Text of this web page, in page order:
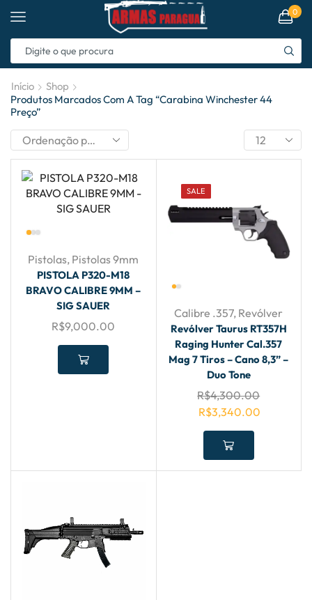
0
Início
Shop
Produtos Marcados Com A Tag “carabina Winchester 44
Preço”
Pistolas, Pistolas 9mm
PISTOLA P320-M18
BRAVO CALIBRE 9MM –
SIG SAUER
R$9,000.00
SALE
Calibre .357, Revólver
Revólver Taurus RT357H
Raging Hunter Cal.357
Mag 7 Tiros – Cano 8,3” –
Duo Tone
R$4,300.00
R$3,340.00